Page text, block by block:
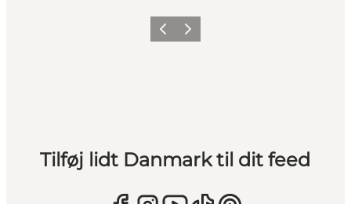
ForrigeNæste
Tilføj lidt Danmark til dit feed